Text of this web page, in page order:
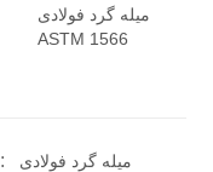
میله گرد فولادی
ASTM 1566
برچسب محصولات:
میله گرد فولادی